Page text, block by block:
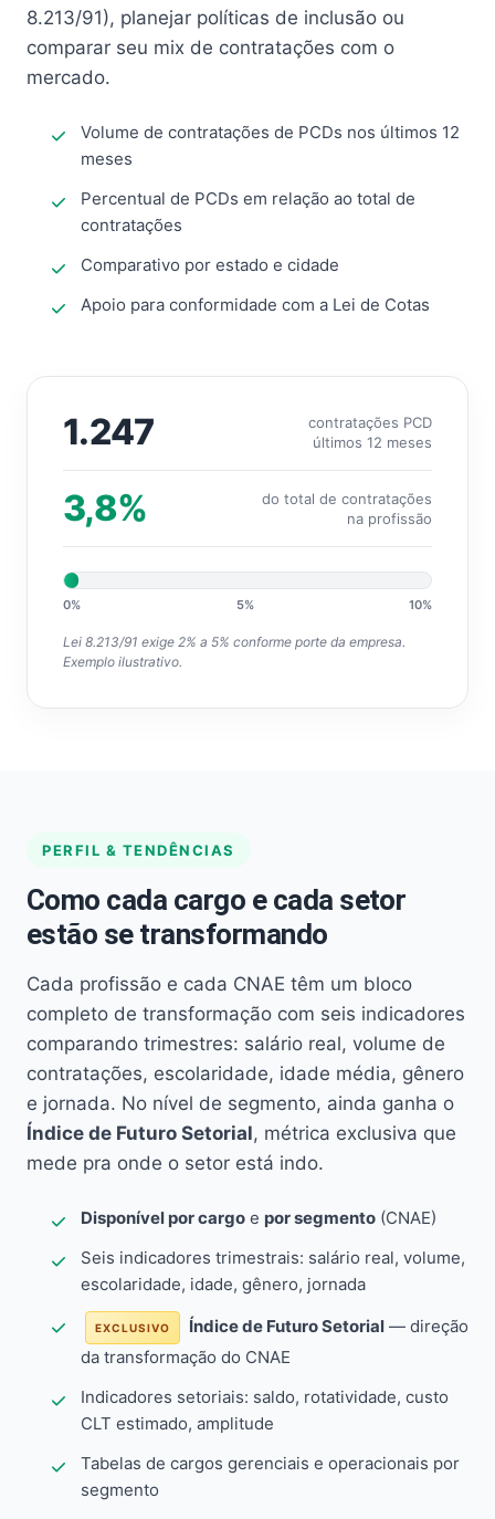
8.213/91), planejar políticas de inclusão ou
comparar seu mix de contratações com o
mercado.
Volume de contratações de PCDs nos últimos 12
meses
Percentual de PCDs em relação ao total de
contratações
Comparativo por estado e cidade
Apoio para conformidade com a Lei de Cotas
1.247
contratações PCD
últimos 12 meses
3,8%
do total de contratações
na profissão
0% 5% 10%
Lei 8.213/91 exige 2% a 5% conforme porte da empresa.
Exemplo ilustrativo.
PERFIL & TENDÊNCIAS
Como cada cargo e cada setor
estão se transformando
Cada profissão e cada CNAE têm um bloco
completo de transformação com seis indicadores
comparando trimestres: salário real, volume de
contratações, escolaridade, idade média, gênero
e jornada. No nível de segmento, ainda ganha o
Índice de Futuro Setorial, métrica exclusiva que
mede pra onde o setor está indo.
Disponível por cargo e por segmento (CNAE)
Seis indicadores trimestrais: salário real, volume,
escolaridade, idade, gênero, jornada
EXCLUSIVO Índice de Futuro Setorial — direção
da transformação do CNAE
Indicadores setoriais: saldo, rotatividade, custo
CLT estimado, amplitude
Tabelas de cargos gerenciais e operacionais por
segmento